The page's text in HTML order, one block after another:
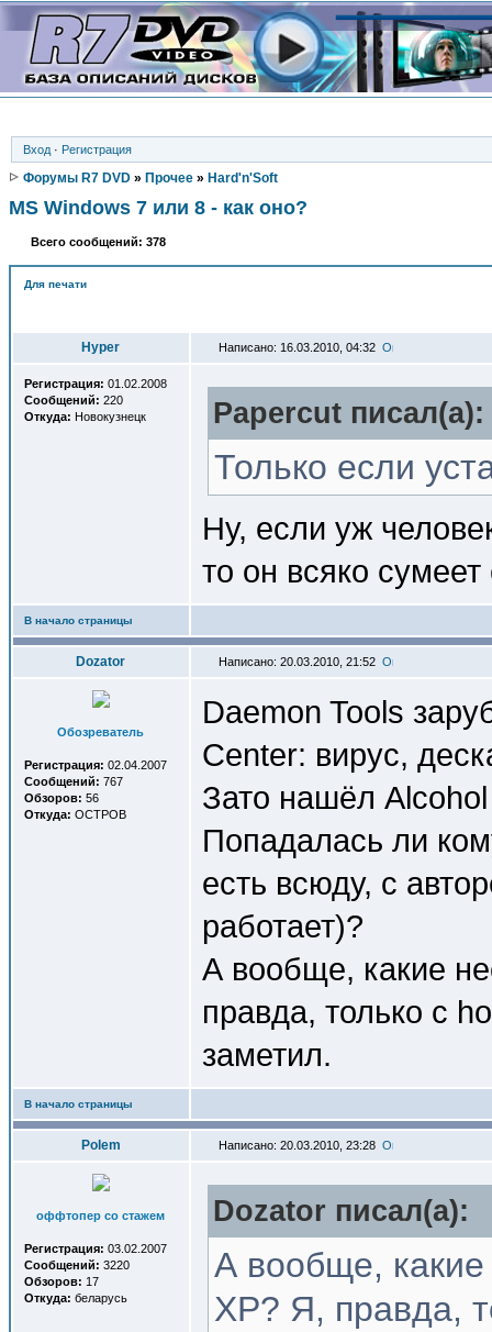
Вход · Регистрация
Форумы R7 DVD » Прочее » Hard'n'Soft
MS Windows 7 или 8 - как оно?
Всего сообщений: 378
Для печати
Hyper Написано: 16.03.2010, 04:32
Регистрация: 01.02.2008
Сообщений: 220
Откуда: Новокузнецк Papercut писал(a):
Только если
Ну, если уж
то он всяко сумеет
В начало страницы
Dozator Написано: 20.03.2010, 21:52
Обозреватель
Регистрация: 02.04.2007
Сообщений: 767
Обзоров: 56
Откуда: OCTPOB
Daemon Tools
Center: вирус,
Зато нашёл
Попадалась ли
есть всюду, с
работает)?
А вообще, какие
правда, только с
заметил.
В начало страницы
Polem Написано: 20.03.2010, 23:28
оффтопер со стажем
Регистрация: 03.02.2007
Сообщений: 3220
Обзоров: 17
Откуда: беларусь
Dozator писал(a):
А вообще,
XP? Я, правда,